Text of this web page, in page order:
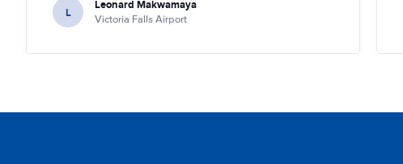
L Leonard Makwamaya
Victoria Falls Airport